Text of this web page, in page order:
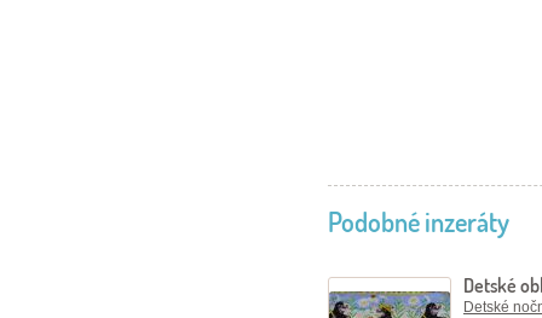
Podobné inzeráty
Detské
Detské